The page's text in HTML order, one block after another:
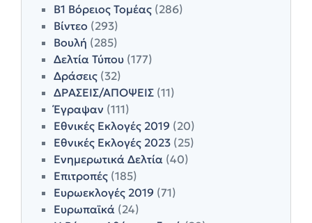
Β1 Βόρειος Τομέας (286)
Βίντεο (293)
Βουλή (285)
Δελτία Τύπου (177)
Δράσεις (32)
ΔΡΑΣΕΙΣ/ΑΠΟΨΕΙΣ (11)
Έγραψαν (111)
Εθνικές Εκλογές 2019 (20)
Εθνικές Εκλογές 2023 (25)
Ενημερωτικά Δελτία (40)
Επιτροπές (185)
Ευρωεκλογές 2019 (71)
Ευρωπαϊκά (24)